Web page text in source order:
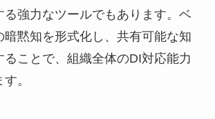
る強力なツールでもあります。ベ
暗黙知を形式化し、共有可能な知
ることで、組織全体のDI対応能力
。